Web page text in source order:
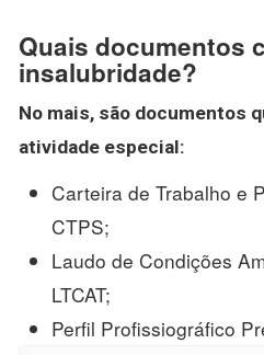
Quais documentos
insalubridade?
No mais, são documentos
atividade especial:
Carteira de Trabalho e
CTPS;
Laudo de Condições
LTCAT;
Perfil Profissiográfico